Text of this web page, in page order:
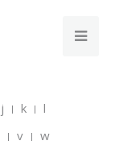
j k
l
v
w